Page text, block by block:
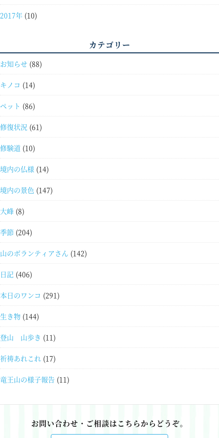
2017年 (10)
カテゴリー
お知らせ (88)
キノコ (14)
ペット (86)
修復状況 (61)
修験道 (10)
境内の仏様 (14)
境内の景色 (147)
大峰 (8)
季節 (204)
山のボランティアさん (142)
日記 (406)
本日のワンコ (291)
生き物 (144)
登山 山歩き (11)
祈祷あれこれ (17)
竜王山の様子報告 (11)
お問い合わせ・ご相談はこちらからどうぞ。